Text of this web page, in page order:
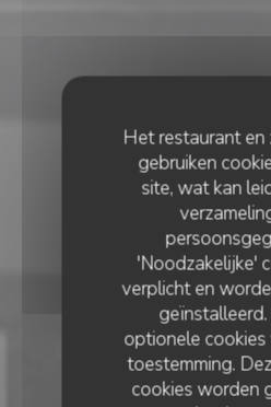
Het restaurant en
gebruiken
site, wat kan
'Noodzakelijke'
verplicht en
optionele cookies
toestemming.
cookies worden